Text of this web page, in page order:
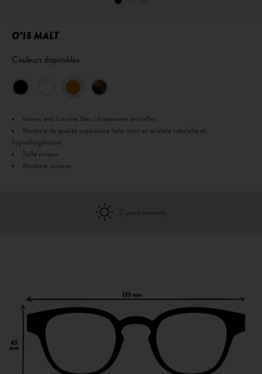
O°15 MALT
Couleurs disponibles
Verres anti lumière bleu / traitement antireflet
Monture de qualité supérieure faite main en acétate naturelle et
hypoallergénique
Taille unique
Monture unisexe
2 years warranty